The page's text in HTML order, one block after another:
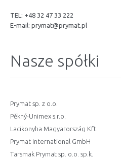
TEL: +48 32 47 33 222
E-mail: prymat@prymat.pl
Nasze spółki
Prymat sp. z o.o.
Pěkný-Unimex s.r.o.
Lacikonyha Magyarország Kft.
Prymat International GmbH
Tarsmak Prymat sp. o.o. sp.k.